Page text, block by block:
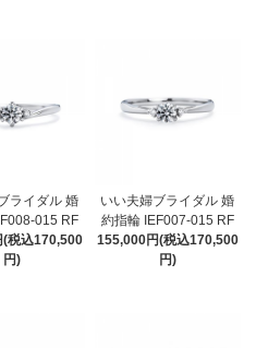
ライダル 婚
015 RF
税込170,500
円)
いい夫婦ブライダル 婚
約指輪 IEF007-015 RF
155,000円(税込170,500
円)